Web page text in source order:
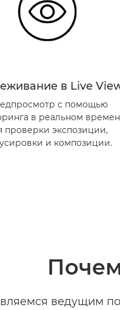
в Live
с помощью
в реальном
проверки экспозиции,
и композиции.
ведущим